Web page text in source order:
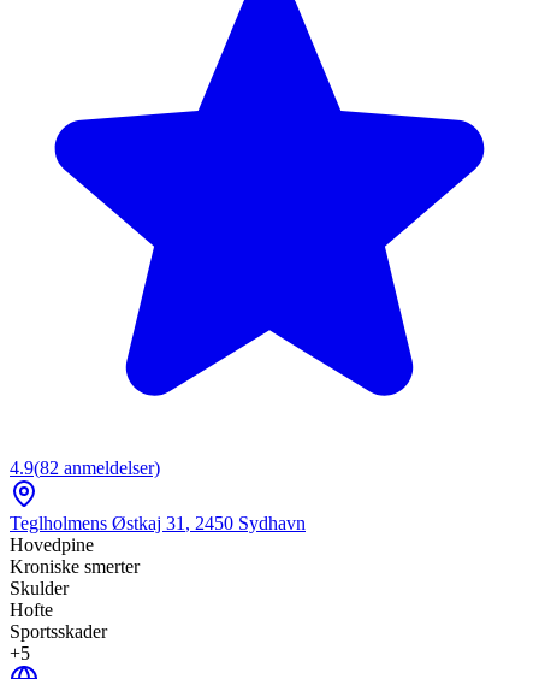
4.9(82 anmeldelser)
Teglholmens Østkaj 31, 2450 Sydhavn
Hovedpine
Kroniske smerter
Skulder
Hofte
Sportsskader
+5